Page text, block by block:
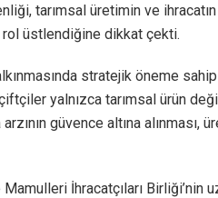
tarımsal üretimin ve
rol üstlendiğine dikkat çekti.
stratejik öneme
yalnızca tarımsal ürün
güvence altına
İhracatçıları Birliği’nin